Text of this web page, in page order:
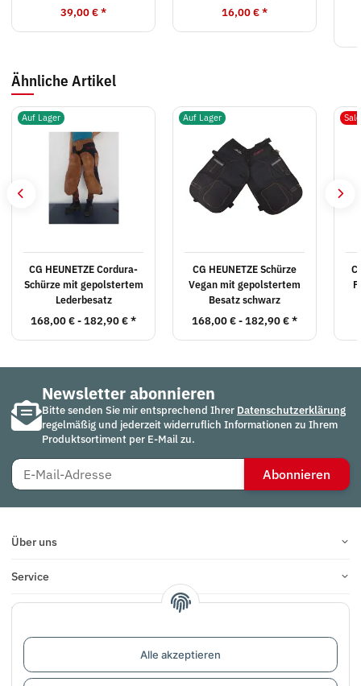
Alle akzeptieren
39,00 €*
16,00 €*
Ähnliche Artikel
Auf Lager
CG HEUNETZE Cordura-
Schürze mit gepolstertem
Lederbesatz
168,00 € -182,90 €*
Auf Lager
CG HEUNETZE Schürze
Vegan mit gepolstertem
Besatz schwarz
168,00 € -182,90 €*
Newsletter abonnieren
Bitte senden Sie mir entsprechend Ihrer Datenschutzerklärung
regelmäßig und jederzeit widerruflich Informationen zu Ihrem
Produktsortiment per E-Mail zu.
Abonnieren
Über uns
Service
Infos
Bewertungen